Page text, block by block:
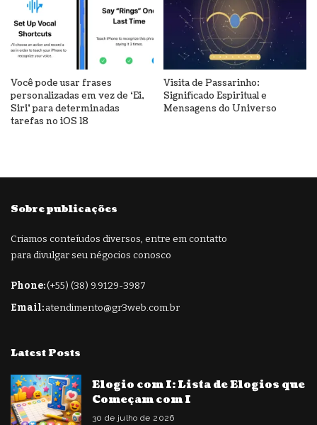
Você pode usar frases
personalizadas em vez de ‘Ei,
Siri’ para determinadas
tarefas no iOS 18
Visita de Passarinho:
Significado Espiritual e
Mensagens do Universo
Sobre publicações
Criamos conteíudos diversos, entre em contatto
para divulgar seu négocios conosco
Phone:(+55) (38) 9.9129-3987
Email:atendimento@gr3web.com.br
Latest Posts
Elogio com I: Lista de Elogios que
Começam com I
30 de julho de 2026